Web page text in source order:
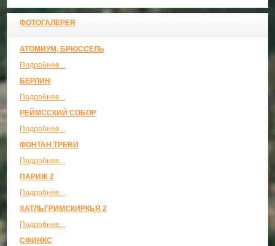
ФОТОГАЛЕРЕЯ
АТОМИУМ, БРЮССЕЛЬ
Подробнее...
БЕРЛИН
Подробнее...
РЕЙМССКИЙ СОБОР
Подробнее...
ФОНТАН ТРЕВИ
Подробнее...
ПАРИЖ 2
Подробнее...
ХАТЛЬГРИМСКИРКЬЯ 2
Подробнее...
СФИНКС